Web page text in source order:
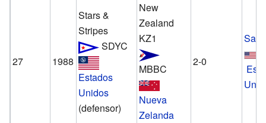
27 1988
Stars &
Stripes
SDYC
Estados
Unidos
(defensor)
New
Zealand
KZ1
MBBC
Nueva
Zelanda
2-0
San